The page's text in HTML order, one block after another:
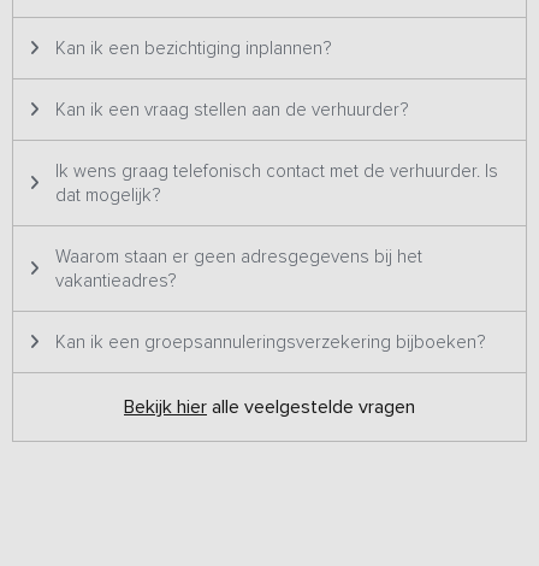
Bij voldoende deelname kun je een natuurwandeling naar
bijzondere plekjes maken onder begeleiding van de eigenaar. Je
krijgt brede uitleg over gebruik en ontstaan van het bijzondere
Let op: een kijkafspraak is bij dit vakantieadres niet mogelijk.
Kan ik een bezichtiging inplannen?
Kan ik een vraag stellen aan de verhuurder?
Ik wens graag telefonisch contact met de verhuurder. Is
dat mogelijk?
Waarom staan er geen adresgegevens bij het
vakantieadres?
Kan ik een groepsannuleringsverzekering bijboeken?
Bekijk hier alle veelgestelde vragen